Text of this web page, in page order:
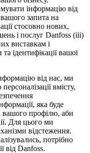
інформацію від
запита на
стосовно нових,
і послуг Danfoss (iii)
виставкам і
ідентифікації вашої
від нас, ми
вмісту,
яка буде
вашого профілю, аби
Для цього ми
відстеження.
потрібно
від Danfoss.